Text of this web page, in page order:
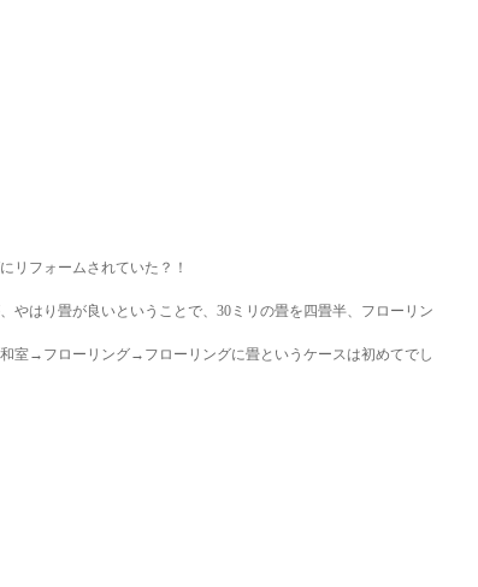
リフォームされていた？！
やはり畳が良いということで、30ミリの畳を四畳半、フローリン
室→フローリング→フローリングに畳というケースは初めてでし